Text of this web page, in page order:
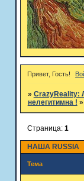
Привет, Гость!
» CrazyReality:
нелегитимна ! »
НАША RUSSIA
Страница: 1
Тема